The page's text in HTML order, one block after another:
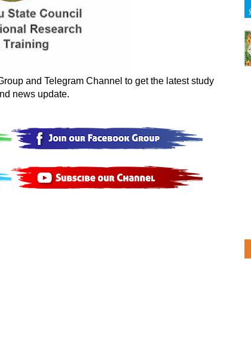
and Telegram Channel to get the latest study
news update.